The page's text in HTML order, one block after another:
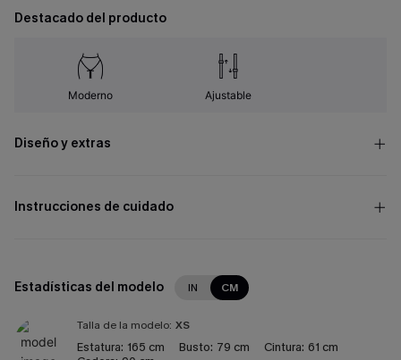
Destacado del producto
Moderno Ajustable
Diseño y extras
Instrucciones de cuidado
Estadísticas del modelo IN CM
Talla de la modelo: XS
Estatura: 165 cm Busto: 79 cm Cintura: 61 cm